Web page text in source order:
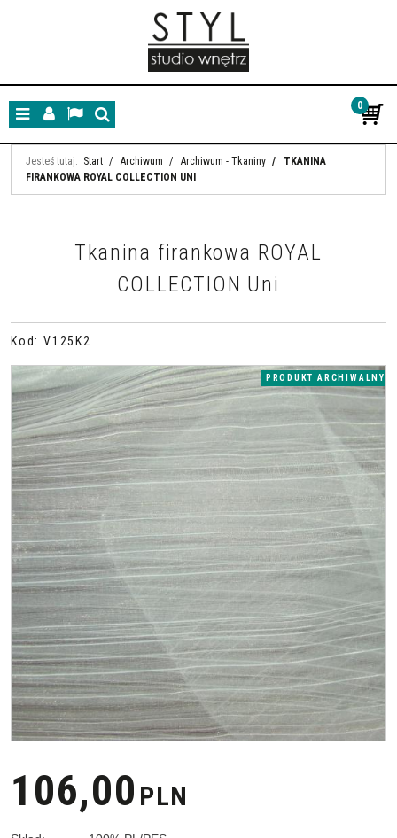
MenuPanelLangSzukaj
0
Jesteś tutaj: Start / Archiwum / Archiwum - Tkaniny /
TKANINA
FIRANKOWA ROYAL COLLECTION UNI
Tkanina firankowa ROYAL
COLLECTION Uni
Kod : V125K2
PRODUKT ARCHIWALNY
106,00 PLN